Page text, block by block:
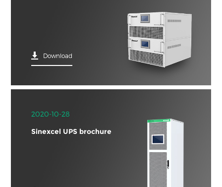
Download
2020-10-28
Sinexcel UPS brochure